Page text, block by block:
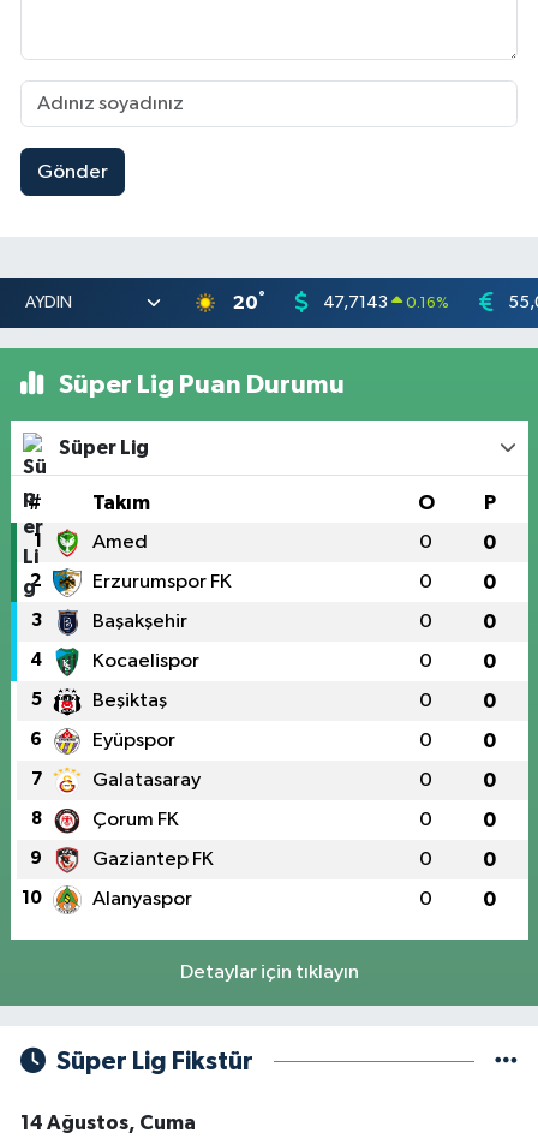
Gönder
20° 47,7143 0.16%
Süper Lig Puan Durumu
Süper Lig
# Takım O P
1 Amed 0 0
2 Erzurumspor FK 0 0
3 Başakşehir 0 0
4 Kocaelispor 0 0
5 Beşiktaş 0 0
6 Eyüpspor 0 0
7 Galatasaray 0 0
8 Çorum FK 0 0
9 Gaziantep FK 0 0
10 Alanyaspor 0 0
Detaylar için tıklayın
Süper Lig Fikstür
14 Ağustos, Cuma